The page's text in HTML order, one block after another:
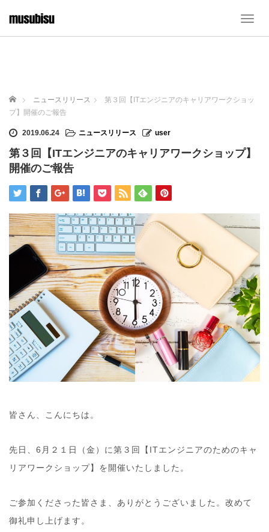
T
a
a
ホーム ニュースリリース
第３回【ITエンジニアのキャリアワークショッ
プ】開催のご報告
2019.06.24 ニュースリリース user
第３回【ITエンジニアのキャリアワークショップ】
開催のご報告
皆さん、こんにちは。
先日、6月２１日（金）に第３回【ITエンジニアのためのキャ
リアワークショップ】を開催いたしました。
ご参加くださった皆さま、ありがとうございました。改めて
御礼申し上げます。